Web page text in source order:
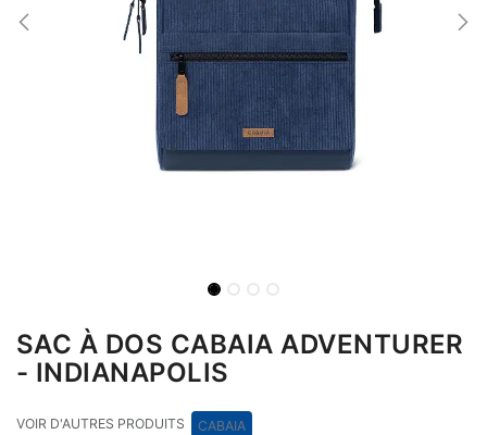
SAC À DOS CABAIA ADVENTURER
- INDIANAPOLIS
VOIR D'AUTRES PRODUITS CABAIA